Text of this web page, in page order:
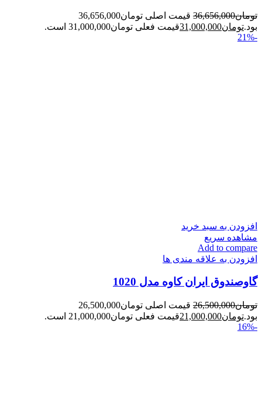
تومان36,656,000
قیمت اصلی تومان36,656,000
بود.تومان31,000,000قیمت فعلی تومان31,000,000 است.
-21%
افزودن به سبد خرید
مشاهده سریع
Add to compare
افزودن به علاقه مندی ها
گاوصندوق ایران کاوه مدل 1020
تومان26,500,000
قیمت اصلی تومان26,500,000
بود.تومان21,000,000قیمت فعلی تومان21,000,000 است.
-16%